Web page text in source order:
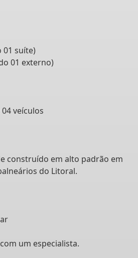
01 suíte)
01 externo)
veículos
construído em alto padrão em
do Litoral.
um especialista.